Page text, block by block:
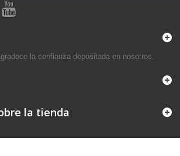
la confianza depositada en nosotros.
la tienda